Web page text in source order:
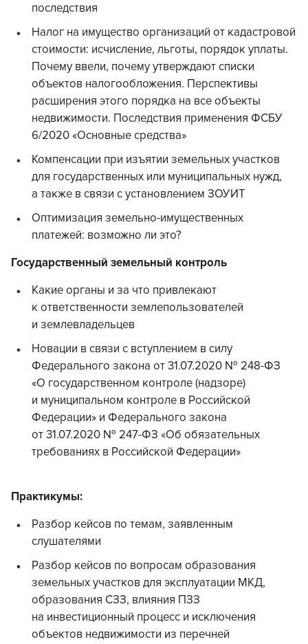
последствия
Налог на имущество организаций от кадастровой
стоимости: исчисление, льготы, порядок уплаты.
Почему ввели, почему утверждают списки
объектов налогообложения. Перспективы
расширения этого порядка на все объекты
недвижимости. Последствия применения ФСБУ
6/2020 «Основные средства»
Компенсации при изъятии земельных участков
для государственных или муниципальных нужд,
а также в связи с установлением ЗОУИТ
Оптимизация земельно-имущественных
платежей: возможно ли это?
Государственный земельный контроль
Какие органы и за что привлекают
к ответственности землепользователей
и землевладельцев
Новации в связи с вступлением в силу
Федерального закона от 31.07.2020 № 248-ФЗ
«О государственном контроле (надзоре)
и муниципальном контроле в Российской
Федерации» и Федерального закона
от 31.07.2020 № 247-ФЗ «Об обязательных
требованиях в Российской Федерации»
Практикумы:
Разбор кейсов по темам, заявленным
слушателями
Разбор кейсов по вопросам образования
земельных участков для эксплуатации МКД,
образования СЗЗ, влияния ПЗЗ
на инвестиционный процесс и исключения
объектов недвижимости из перечней